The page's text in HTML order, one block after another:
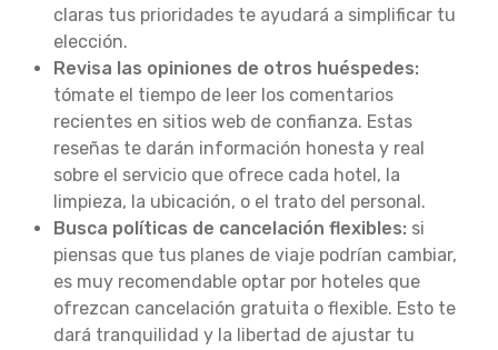
claras tus prioridades te ayudará a simplificar tu
elección.
Revisa las opiniones de otros huéspedes:
tómate el tiempo de leer los comentarios
recientes en sitios web de confianza. Estas
reseñas te darán información honesta y real
sobre el servicio que ofrece cada hotel, la
limpieza, la ubicación, o el trato del personal.
Busca políticas de cancelación flexibles: si
piensas que tus planes de viaje podrían cambiar,
es muy recomendable optar por hoteles que
ofrezcan cancelación gratuita o flexible. Esto te
dará tranquilidad y la libertad de ajustar tu